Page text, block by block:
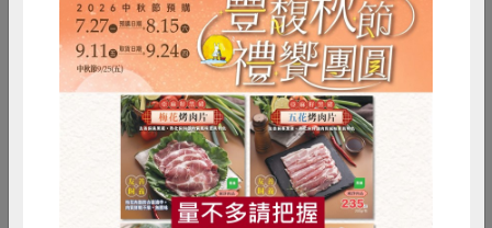
2026-04-30社內大小事
合作社官方LINE 功能一次看！
合作社官方LINE有什麼功能？線上社員卡是什
麼、怎麼綁定？票券專區怎麼使用？還提供哪些功
RPET 食譜 減硝酸鹽
雞蛋 食安 共同購買